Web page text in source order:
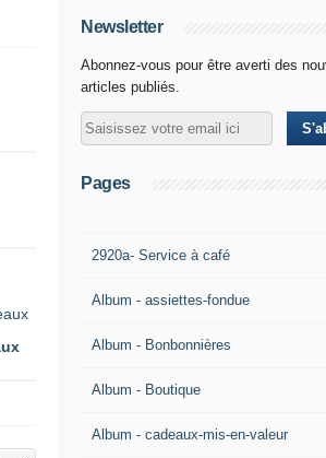
Newsletter
Abonnez-vous pour être averti des
articles publiés.
Pages
2920a- Service à café
Album - assiettes-fondue
Album - Bonbonnières
Album - Boutique
Album - cadeaux-mis-en-valeur